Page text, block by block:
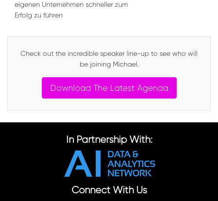
eigenen Unternehmen schneller zum
Erfolg zu führen
Check out the incredible speaker line-up to see who will
be joining Michael.
Download The Latest Agenda
In Partnership With:
Connect With Us